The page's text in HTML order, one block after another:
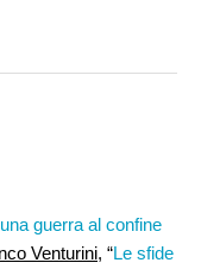
guerra al confine
Venturini, “Le sfide